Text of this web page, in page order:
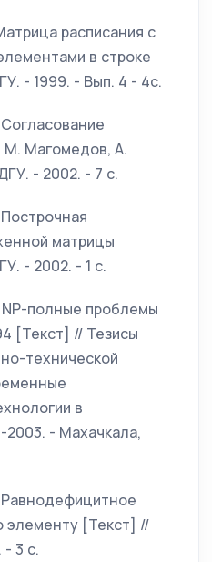
расписания с
в строке
- 1999. - Вып. 4 - 4c.
М. Магомедов, А.
- 2002. - 7 c.
матрицы
- 2002. - 1 c.
полные проблемы
[Текст] // Тезисы
технической
в
- Махачкала,
элементу [Текст] //
- 3 c.